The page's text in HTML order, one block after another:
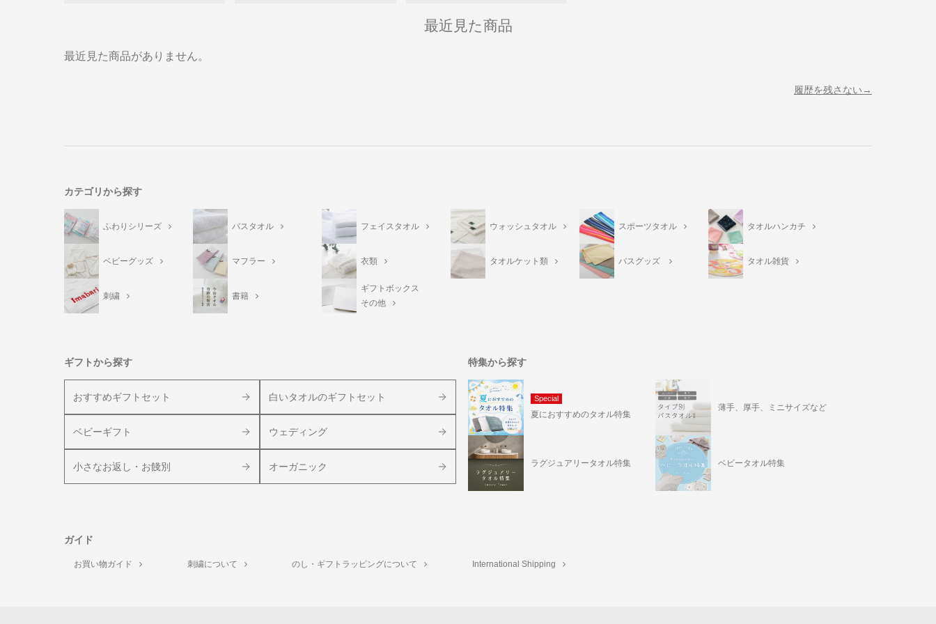
最近見た商品
最近見た商品がありません。
履歴を残さない
カテゴリから探す
ふわりシリーズ バスタオル フェイスタオル ウォッシュタオル スポーツタオル タオルハンカチ
ベビーグッズ マフラー 衣類 タオルケット類 バスグッズ タオル雑貨
刺繍 書籍
ギフトボックス
その他
ギフトから探す
おすすめギフトセット 白いタオルのギフトセット
ベビーギフト ウェディング
小さなお返し・お餞別 オーガニック
特集から探す
Special
夏におすすめのタオル特集
薄手、厚手、ミニサイズなど
ラグジュアリータオル特集 ベビータオル特集
ガイド
お買い物ガイド 刺繍について のし・ギフトラッピングについて International Shipping